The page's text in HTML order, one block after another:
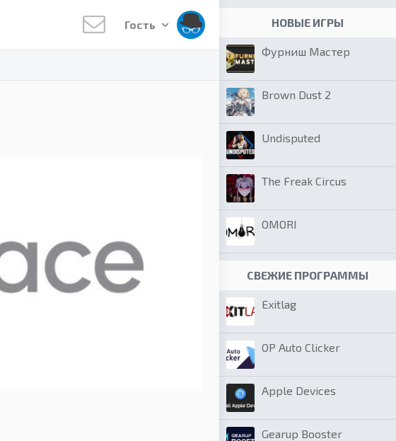
Гость НОВЫЕ ИГРЫ
Фурниш Мастер
Brown Dust 2
Undisputed
The Freak Circus
OMORI
СВЕЖИЕ ПРОГРАММЫ
Exitlag
OP Auto Clicker
Apple Devices
Gearup Booster